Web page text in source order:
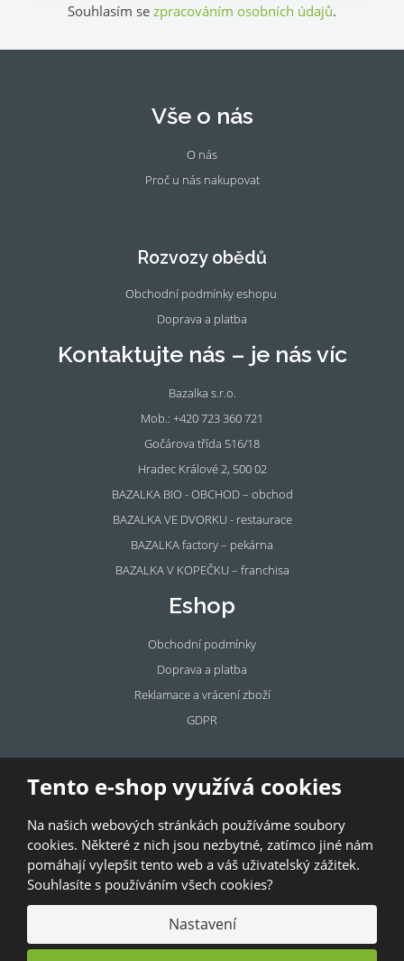
Tento e-shop využívá cookies
Na našich webových stránkách používáme soubory
cookies. Některé z nich jsou nezbytné, zatímco jiné nám
pomáhají vylepšit tento web a váš uživatelský zážitek.
Souhlasíte s používáním všech cookies?
Nastavení
Souhlasím se zpracováním osobních údajů.
Vše o nás
O nás
Proč u nás nakupovat
k
m
Rozvozy obědů
Obchodní podmínky eshopu
Doprava a platba
Kontaktujte nás – je nás víc
Bazalka s.r.o.
Mob.: +420 723 360 721
Gočárova třída 516/18
Hradec Králové 2, 500 02
BAZALKA BIO - OBCHOD – obchod
BAZALKA VE DVORKU - restaurace
BAZALKA factory – pekárna
BAZALKA V KOPEČKU – franchisa
Eshop
Obchodní podmínky
Doprava a platba
Reklamace a vrácení zboží
GDPR
Pronájem
prostor
Pronajměte si prostory u BAZALKY!
© 2026, Bazalka s.r.o.
GDPR |Kontakty |Obchodní podmínky |Mapa stránek